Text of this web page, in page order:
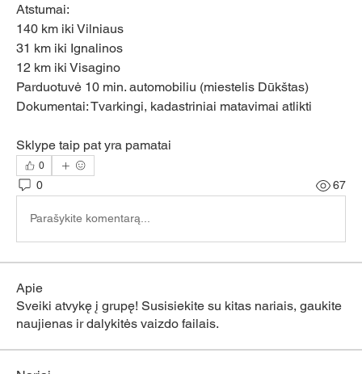
Atstumai:
140 km iki Vilniaus
31 km iki Ignalinos
12 km iki Visagino
Parduotuvė 10 min. automobiliu (miestelis Dūkštas)
Dokumentai: Tvarkingi, kadastriniai matavimai atlikti
Sklype taip pat yra pamatai
0
0 67
Parašykite komentarą...
Apie
Sveiki atvykę į grupę! Susisiekite su kitas nariais, gaukite
naujienas ir dalykitės vaizdo failais.